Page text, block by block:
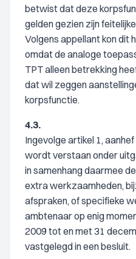
betwist dat deze
gelden gezien zijn
Volgens appellant kon dit
omdat de analoge
TPT alleen betrekking
dat wil zeggen
korpsfunctie.
4.3.
Ingevolge artikel 1,
wordt verstaan onder
in samenhang daarmee
extra werkzaamheden,
afspraken, of specifieke
ambtenaar op enig
2009 tot en met 31
vastgelegd in een besluit.